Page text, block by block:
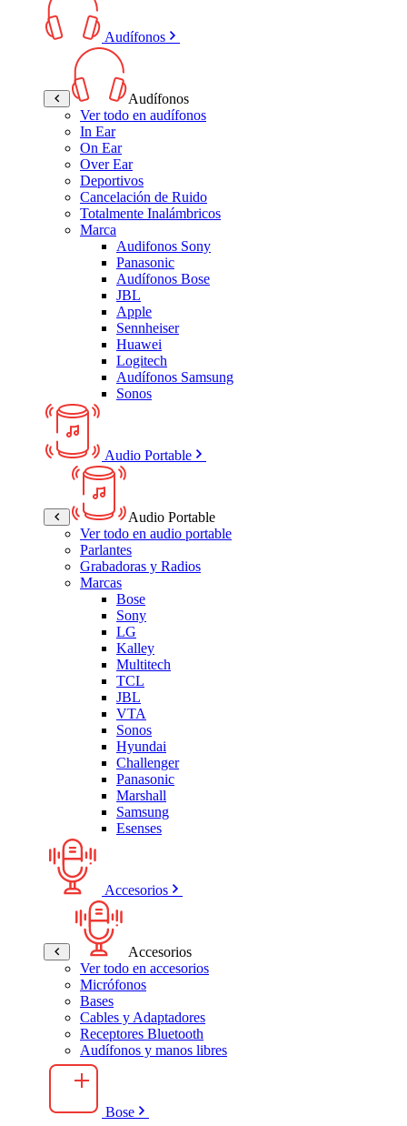
Audífonos
Audífonos
Ver todo en audífonos
In Ear
On Ear
Over Ear
Deportivos
Cancelación de Ruido
Totalmente Inalámbricos
Marca
Audifonos Sony
Panasonic
Audífonos Bose
JBL
Apple
Sennheiser
Huawei
Logitech
Audífonos Samsung
Sonos
Audio Portable
Audio Portable
Ver todo en audio portable
Parlantes
Grabadoras y Radios
Marcas
Bose
Sony
LG
Kalley
Multitech
TCL
JBL
VTA
Sonos
Hyundai
Challenger
Panasonic
Marshall
Samsung
Esenses
Accesorios
Accesorios
Ver todo en accesorios
Micrófonos
Bases
Cables y Adaptadores
Receptores Bluetooth
Audífonos y manos libres
Bose